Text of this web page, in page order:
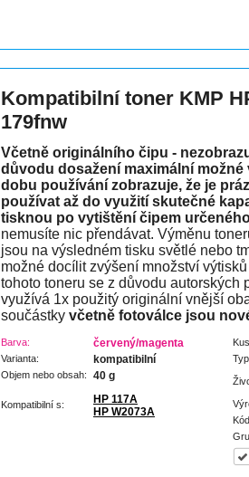
Kompatibilní toner KMP
179fnw
Včetně originálního čipu -
důvodu dosažení maximální
dobu používání zobrazuje, že je
používat až do využití skutečné
tisknou po vytištění čipem
nemusíte nic přendávat. Výměnu
jsou na výsledném tisku světlé nebo
možné docílit zvýšení množství
tohoto toneru se z důvodu autorských
využívá 1x použitý originální vnější
součástky včetně fotoválce jsou
Barva: červený/magenta
Varianta: kompatibilní
Objem nebo obsah: 40 g
Kompatibilní s:
HP 117A
HP W2073A